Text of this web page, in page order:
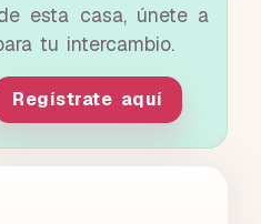
esta casa, únete a
tu intercambio.
Regístrate aquí